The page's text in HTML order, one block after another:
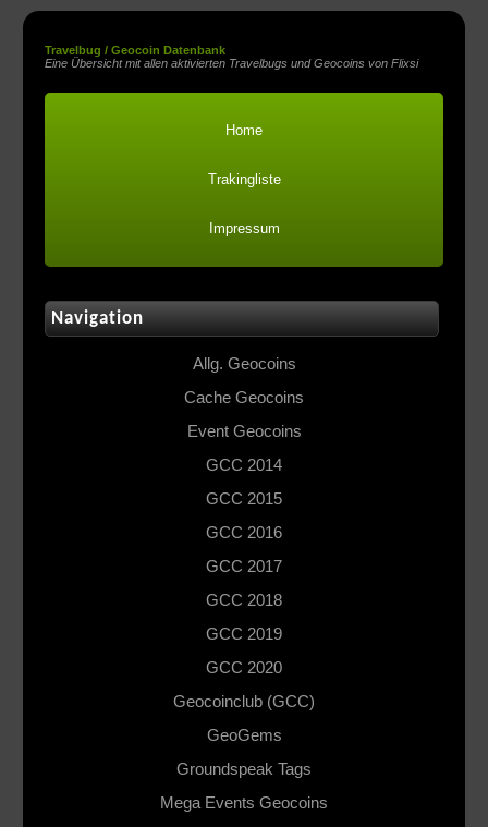
Travelbug / Geocoin Datenbank
Eine Übersicht mit allen aktivierten Travelbugs und Geocoins von Flixsi
Home
Trakingliste
Impressum
Navigation
Allg. Geocoins
Cache Geocoins
Event Geocoins
GCC 2014
GCC 2015
GCC 2016
GCC 2017
GCC 2018
GCC 2019
GCC 2020
Geocoinclub (GCC)
GeoGems
Groundspeak Tags
Mega Events Geocoins